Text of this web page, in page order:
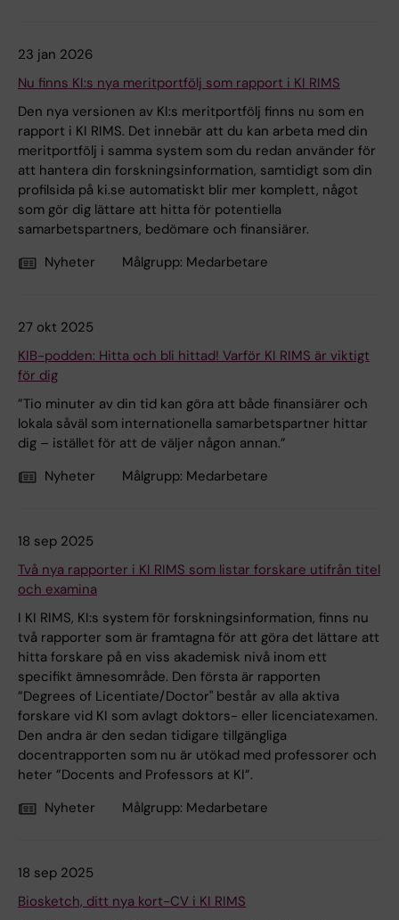
23 jan 2026
Nu finns KI:s nya meritportfölj som rapport i KI RIMS
Den nya versionen av KI:s meritportfölj finns nu som en
rapport i KI RIMS. Det innebär att du kan arbeta med din
meritportfölj i samma system som du redan använder för
att hantera din forskningsinformation, samtidigt som din
profilsida på ki.se automatiskt blir mer komplett, något
som gör dig lättare att hitta för potentiella
samarbetspartners, bedömare och finansiärer.
Nyheter
Målgrupp: Medarbetare
27 okt 2025
KIB-podden: Hitta och bli hittad! Varför KI RIMS är viktigt
för dig
”Tio minuter av din tid kan göra att både finansiärer och
lokala såväl som internationella samarbetspartner hittar
dig – istället för att de väljer någon annan.”
Nyheter
Målgrupp: Medarbetare
18 sep 2025
Två nya rapporter i KI RIMS som listar forskare utifrån titel
och examina
I KI RIMS, KI:s system för forskningsinformation, finns nu
två rapporter som är framtagna för att göra det lättare att
hitta forskare på en viss akademisk nivå inom ett
specifikt ämnesområde. Den första är rapporten
”Degrees of Licentiate/Doctor" består av alla aktiva
forskare vid KI som avlagt doktors- eller licenciatexamen.
Den andra är den sedan tidigare tillgängliga
docentrapporten som nu är utökad med professorer och
heter ”Docents and Professors at KI”.
Nyheter
Målgrupp: Medarbetare
18 sep 2025
Biosketch, ditt nya kort-CV i KI RIMS